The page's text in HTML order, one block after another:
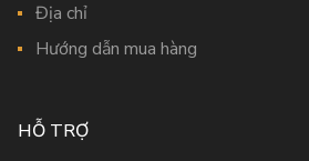
Địa chỉ
Hướng dẫn mua hàng
HỖ TRỢ